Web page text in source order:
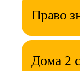
Право
Дома 2